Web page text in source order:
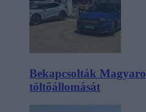
Bekapcsolták
töltőállomását